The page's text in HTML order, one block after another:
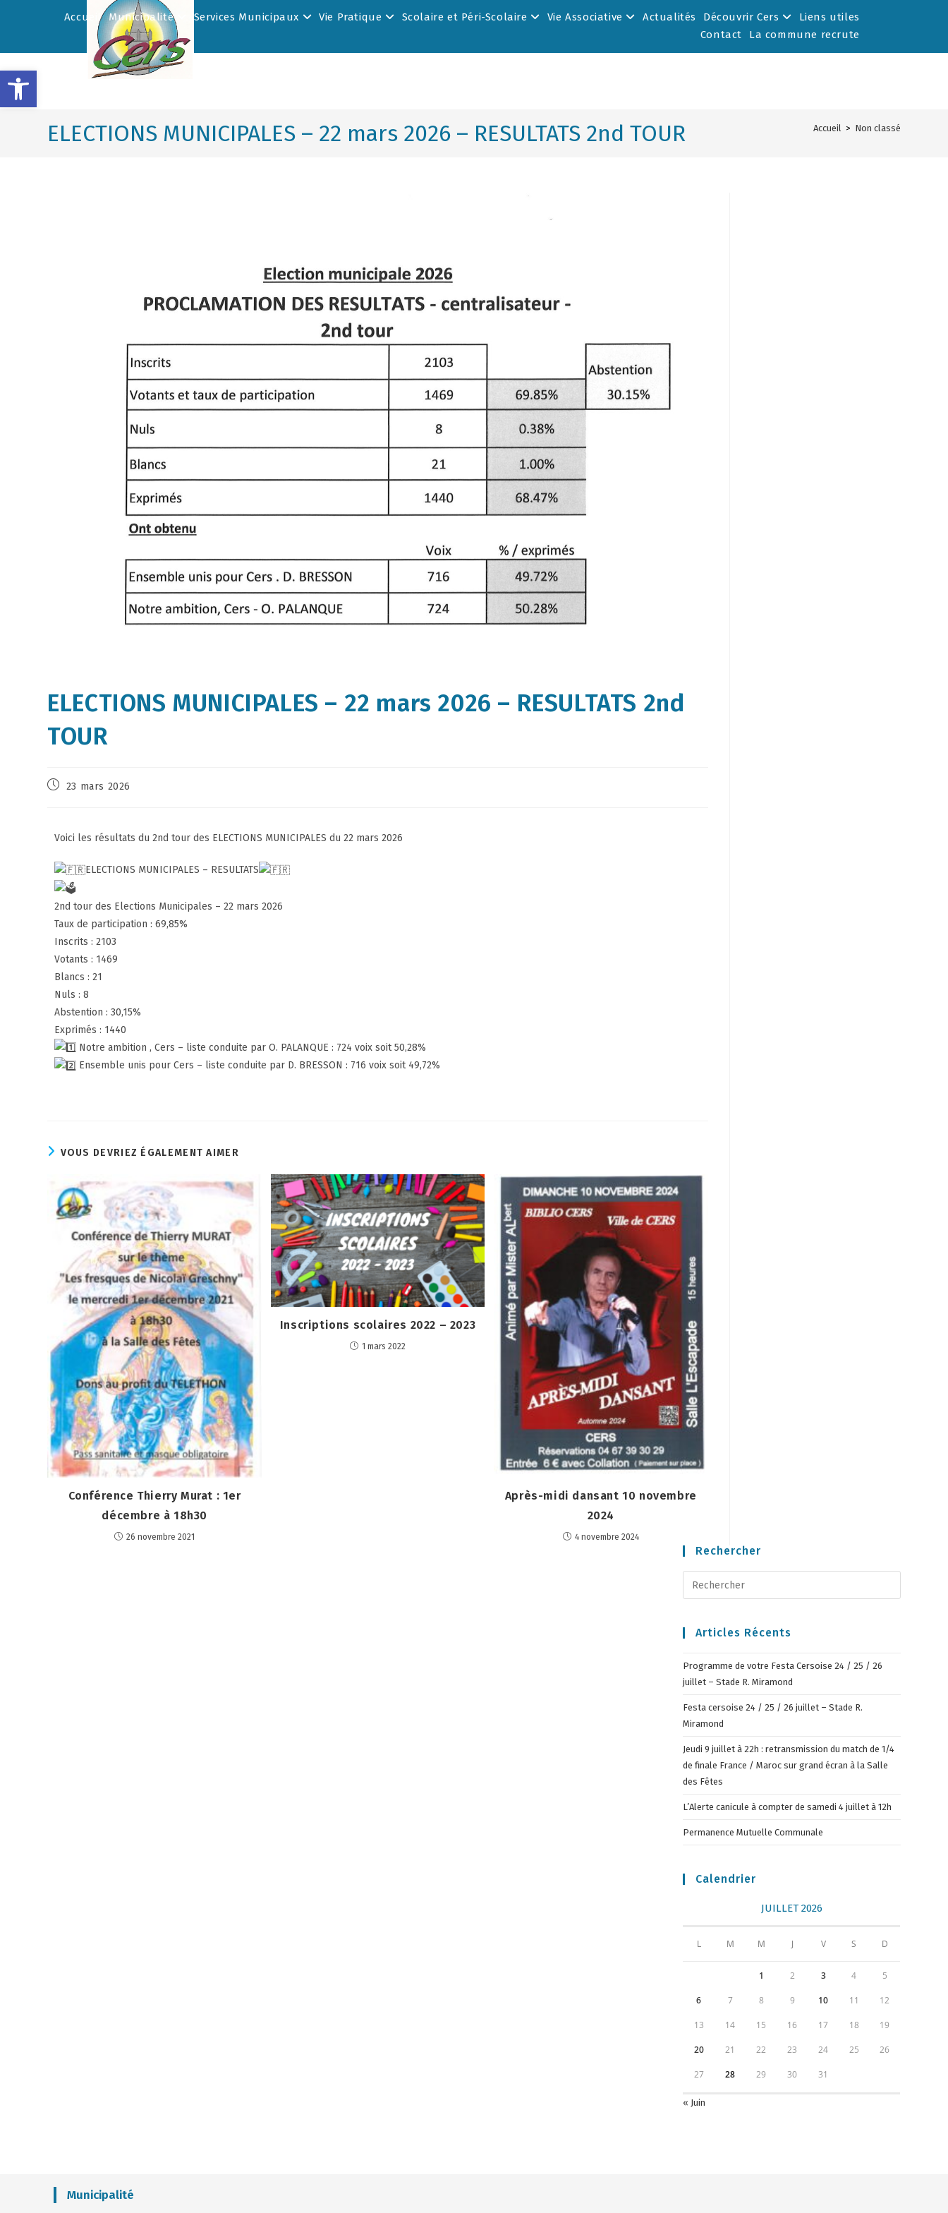
Accueil Municipalité Services Municipaux Vie Pratique Scolaire et Péri-Scolaire Vie Associative Actualités Découvrir Cers
Liens utiles
Contact
La commune recrute
ELECTIONS MUNICIPALES – 22 mars 2026 – RESULTATS 2nd TOUR Accueil > Non classé
ELECTIONS MUNICIPALES – 22 mars 2026 – RESULTATS 2nd
TOUR
23 mars 2026
Voici les résultats du 2nd tour des ELECTIONS MUNICIPALES du 22 mars 2026
ELECTIONS MUNICIPALES – RESULTATS
2nd tour des Elections Municipales – 22 mars 2026
Taux de participation : 69,85%
Inscrits : 2103
Votants : 1469
Blancs : 21
Nuls : 8
Abstention : 30,15%
Exprimés : 1440
Notre ambition , Cers – liste conduite par O. PALANQUE : 724 voix soit 50,28%
Ensemble unis pour Cers – liste conduite par D. BRESSON : 716 voix soit 49,72%
VOUS DEVRIEZ ÉGALEMENT AIMER
Conférence Thierry Murat : 1er
décembre à 18h30
26 novembre 2021
Inscriptions scolaires 2022 – 2023
1 mars 2022
Après-midi dansant 10 novembre
2024
4 novembre 2024
Rechercher
Articles Récents
Programme de votre Festa Cersoise 24 / 25 / 26
juillet – Stade R. Miramond
Festa cersoise 24 / 25 / 26 juillet – Stade R.
Miramond
Jeudi 9 juillet à 22h : retransmission du match de 1/4
de finale France / Maroc sur grand écran à la Salle
des Fêtes
L’Alerte canicule à compter de samedi 4 juillet à 12h
Permanence Mutuelle Communale
Calendrier
JUILLET 2026
L M M J V S D
1 2 3 4 5
6 7 8 9 10 11 12
13 14 15 16 17 18 19
20 21 22 23 24 25 26
27 28 29 30 31
« Juin
Municipalité
Ouvrir la barre d’outils